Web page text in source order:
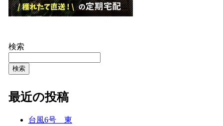
検索
検索
最近の投稿
台風6号 東